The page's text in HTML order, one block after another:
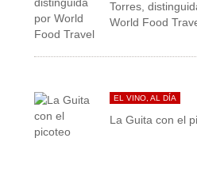
Torres,
World Food
EL VINO, AL DÍA
La Guita con el